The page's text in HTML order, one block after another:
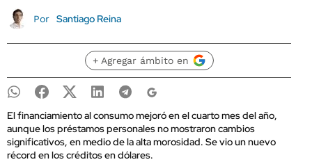
Por Santiago Reina
+ Agregar ámbito en
El financiamiento al consumo mejoró en el cuarto mes del año,
aunque los préstamos personales no mostraron cambios
significativos, en medio de la alta morosidad. Se vio un nuevo
récord en los créditos en dólares.